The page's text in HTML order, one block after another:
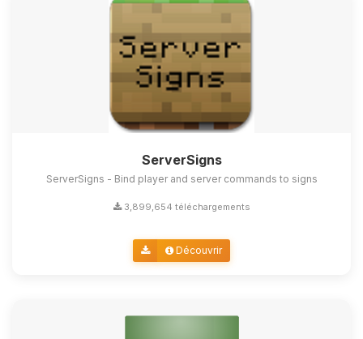
ServerSigns
ServerSigns - Bind player and server commands to signs
3,899,654 téléchargements
Découvrir